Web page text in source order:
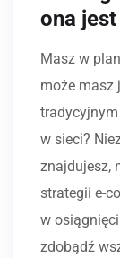
ona
Masz w
może masz
w sieci?
znajdujesz,
strategii e-
w
zdobądź